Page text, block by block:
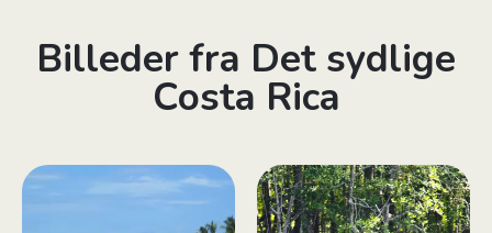
Billeder fra Det sydlige
Costa Rica